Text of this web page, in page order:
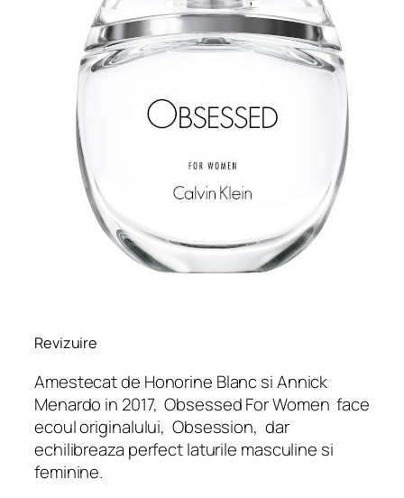
Revizuire
Amestecat de Honorine Blanc si Annick
Menardo in 2017,Obsessed For Women face
ecoul originalului, Obsession, dar
echilibreaza perfect laturile masculine si
feminine.